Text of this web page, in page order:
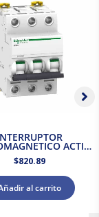
ACTI9
20 A 220/440 VCA
$820.89
al carrito